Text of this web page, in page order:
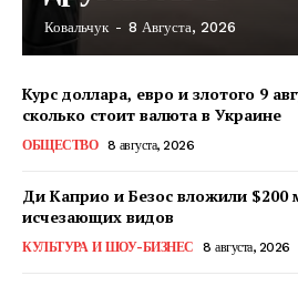
Ковальчук - 8 Августа, 2026
Курс доллара, евро и злотого 9
сколько стоит валюта в Украине
ОБЩЕСТВО 8 августа, 2026
Ди Каприо и Безос вложили $200
исчезающих видов
КУЛЬТУРА И ШОУ-БИЗНЕС 8 августа, 2026